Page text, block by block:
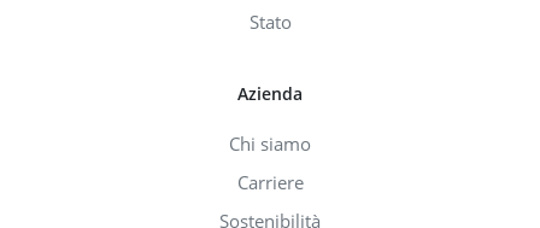
Stato
Azienda
Chi siamo
Carriere
Sostenibilità